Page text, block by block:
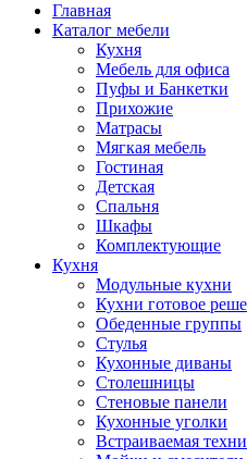
Главная
Каталог мебели
Кухня
Мебель для офиса
Пуфы и Банкетки
Прихожие
Матрасы
Мягкая мебель
Гостиная
Детская
Спальня
Шкафы
Комплектующие
Кухня
Модульные кухни
Кухни готовое
Обеденные группы
Стулья
Кухонные диваны
Столешницы
Стеновые панели
Кухонные уголки
Встраиваемая